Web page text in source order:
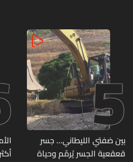
5
بين ضفتي الليطاني... جسر
قعقعية الجسر يُرمّم وحياة